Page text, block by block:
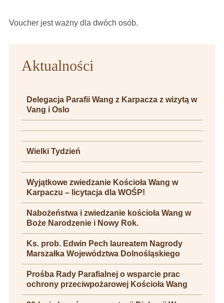
Voucher jest ważny dla dwóch osób.
Aktualności
Delegacja Parafii Wang z Karpacza z wizytą w
Vang i Oslo
Wielki Tydzień
Wyjątkowe zwiedzanie Kościoła Wang w
Karpaczu – licytacja dla WOŚP!
Nabożeństwa i zwiedzanie kościoła Wang w
Boże Narodzenie i Nowy Rok.
Ks. prob. Edwin Pech laureatem Nagrody
Marszałka Województwa Dolnośląskiego
Prośba Rady Parafialnej o wsparcie prac
ochrony przeciwpożarowej Kościoła Wang